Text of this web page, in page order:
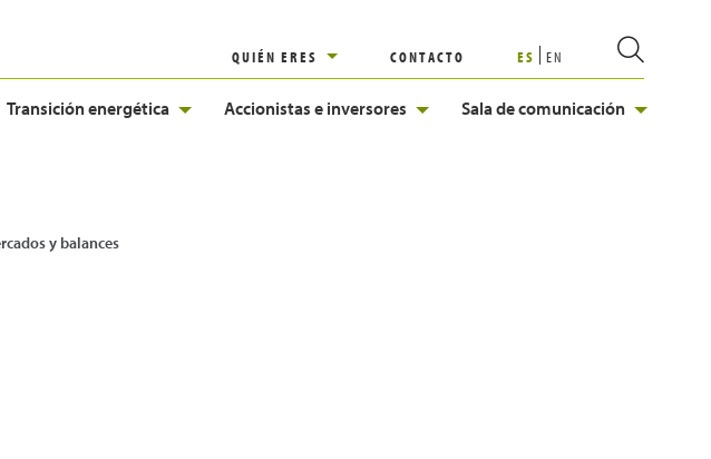
QUIÉN ERES CONTACTO ES EN
Transición energética Accionistas e inversores Sala de comunicación
y balances